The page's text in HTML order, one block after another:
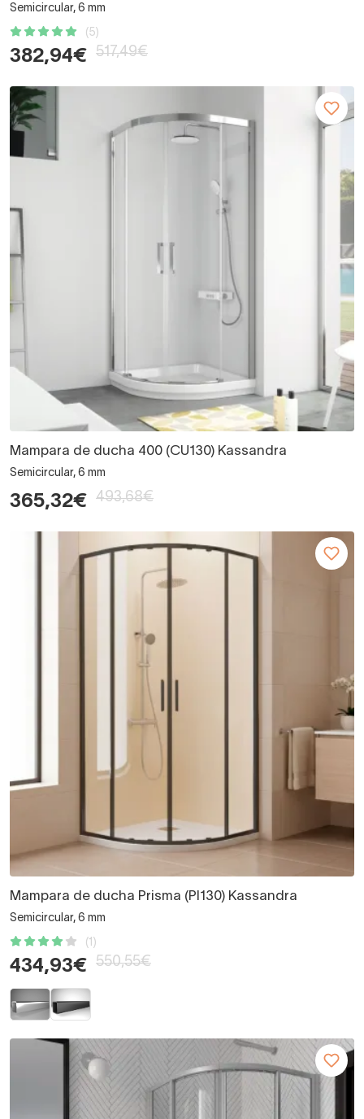
Semicircular, 6 mm
(5)
382,94€ 517,49€
Mampara de ducha 400 (CU130) Kassandra
Semicircular, 6 mm
365,32€ 493,68€
Mampara de ducha Prisma (PI130) Kassandra
Semicircular, 6 mm
(1)
434,93€ 550,55€